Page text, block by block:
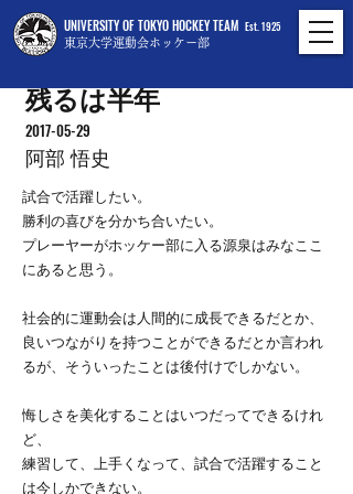
UNIVERSITY OF TOKYO HOCKEY TEAM
東京大学運動会ホッケー部
Est. 1925
残るは半年
2017-05-29
阿部 悟史
試合で活躍したい。
勝利の喜びを分かち合いたい。
プレーヤーがホッケー部に入る源泉はみなここ
にあると思う。
社会的に運動会は人間的に成長できるだとか、
良いつながりを持つことができるだとか言われ
るが、そういったことは後付けでしかない。
悔しさを美化することはいつだってできるけれ
ど、
練習して、上手くなって、試合で活躍すること
は今しかできない。